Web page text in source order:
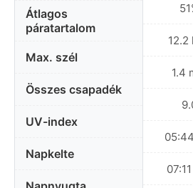
Átlagos
páratartalom
Max. szél
Összes csapadék
UV-index
Napkelte
12.2
1.4